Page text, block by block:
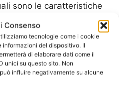
Consenso
tecnologie come i cookie
del dispositivo. Il
di elaborare dati come il
unici su questo sito. Non
influire negativamente su alcune
sono le caratteristiche
permettono di avere sia
anche una doppia
la scelta di utilizzo,
anche se si
piuttosto che un